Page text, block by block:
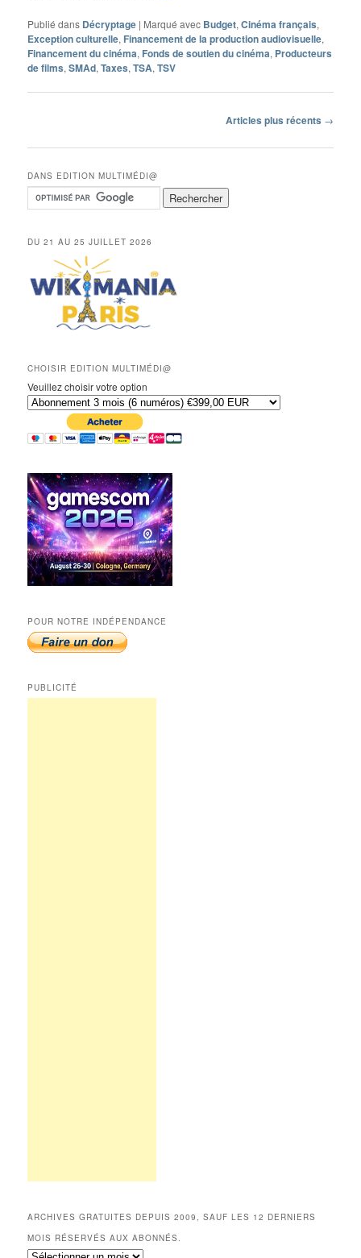
Publié dans Décryptage | Marqué avec Budget,Cinéma français,
Exception culturelle, Financement de la production audiovisuelle,
Financement du cinéma, Fonds de soutien du cinéma, Producteurs
de films,SMAd,Taxes,TSA,TSV
articles
Articles plus récents →
DANS EDITION MULTIMÉDI@
DU 21 AU 25 JUILLET 2026
CHOISIR EDITION MULTIMÉDI@
Veuillez choisir votre option
POUR NOTRE INDÉPENDANCE
PUBLICITÉ
ARCHIVES GRATUITES DEPUIS 2009, SAUF LES 12 DERNIERS
MOIS RÉSERVÉS AUX ABONNÉS.
Archives